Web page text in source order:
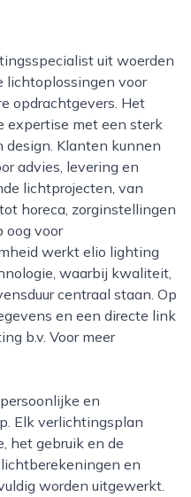
lichtoplossingen voor
opdrachtgevers. Het
expertise met een sterk
design. Klanten kunnen
advies, levering en
lichtprojecten, van
horeca, zorginstellingen
oog voor
werkt elio lighting
waarbij kwaliteit,
centraal staan. Op
en een directe link
b.v. Voor meer
Elk verlichtingsplan
het gebruik en de
en
worden uitgewerkt.